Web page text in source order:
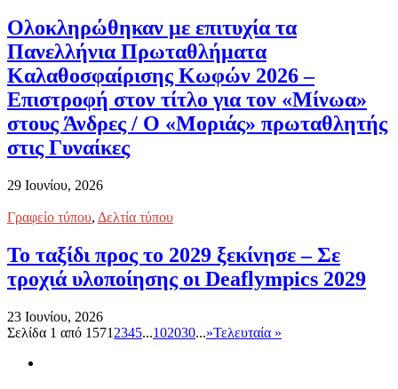
Ολοκληρώθηκαν με επιτυχία τα
Πανελλήνια Πρωταθλήματα
Καλαθοσφαίρισης Κωφών 2026 –
Επιστροφή στον τίτλο για τον «Μίνωα»
στους Άνδρες / Ο «Μοριάς» πρωταθλητής
στις Γυναίκες
29 Ιουνίου, 2026
Γραφείο τύπου, Δελτία τύπου
Το ταξίδι προς το 2029 ξεκίνησε – Σε
τροχιά υλοποίησης οι Deaflympics 2029
23 Ιουνίου, 2026
Σελίδα 1 από 1571 2345...102030...»Τελευταία »